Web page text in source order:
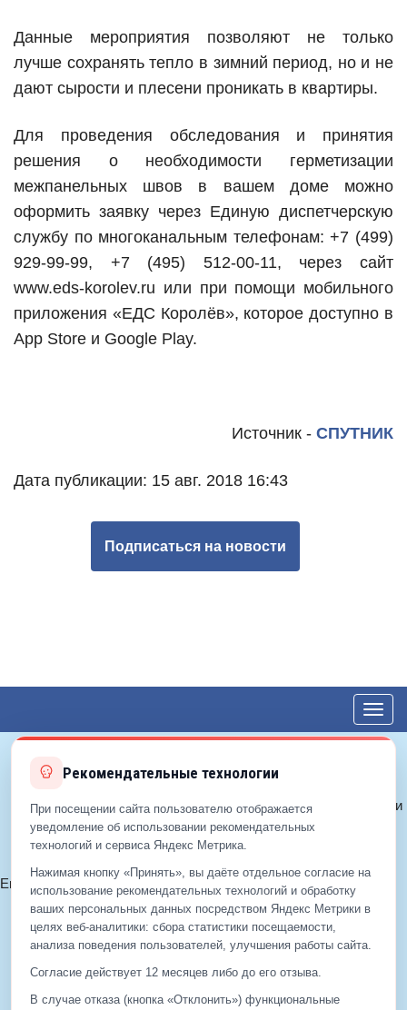
Данные мероприятия позволяют не только
лучше сохранять тепло в зимний период, но и не
дают сырости и плесени проникать в квартиры.
Для проведения обследования и принятия
решения о необходимости герметизации
межпанельных швов в вашем доме можно
оформить заявку через Единую диспетчерскую
службу по многоканальным телефонам: +7 (499)
929-99-99, +7 (495) 512-00-11, через сайт
www.eds-korolev.ru или при помощи мобильного
приложения «ЕДС Королёв», которое доступно в
App Store и Google Play.
Источник - СПУТНИК
Дата публикации: 15 авг. 2018 16:43
Подписаться на новости
© 2012—2026 ЕДС-Королёв
Политика конфиденциальности
Политика cookie
Согласие на обработку ПДн
Email: info@eds-korolev.ru
+7 (499) 929-99-99
+7 (495)512-00-11
Рекомендательные технологии
При посещении сайта пользователю отображается
уведомление об использовании рекомендательных
технологий и сервиса Яндекс Метрика.
Нажимая кнопку «Принять», вы даёте отдельное согласие на
использование рекомендательных технологий и обработку
ваших персональных данных посредством Яндекс Метрики в
целях веб‑аналитики: сбора статистики посещаемости,
анализа поведения пользователей, улучшения работы сайта.
Согласие действует 12 месяцев либо до его отзыва.
В случае отказа (кнопка «Отклонить») функциональные